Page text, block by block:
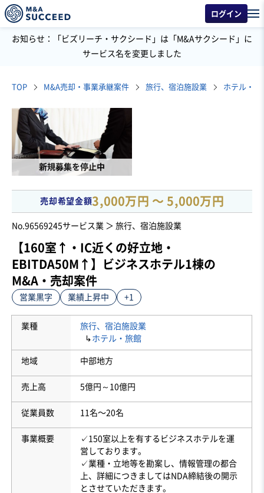
ログイン
お知らせ：「ビズリーチ・サクシード」は「M&Aサクシード」に
サービス名を変更しました
TOP M&A売却・事業承継案件 旅行、宿泊施設業 ホテル・旅
新規募集を停止中
売却希望金額3,000万円 〜 5,000万円
No.96569245サービス業 ＞ 旅行、宿泊施設業
【160室↑・IC近くの好立地・
EBITDA50M↑】ビジネスホテル1棟の
M&A・売却案件
営業黒字 業績上昇中 +1
業種
旅行、宿泊施設業
↳ ホテル・旅館
地域 中部地方
売上高 5億円～10億円
従業員数 11名〜20名
事業概要
✓150室以上を有するビジネスホテルを運
営しております。
✓業種・立地等を勘案し、情報管理の都合
上、詳細につきましてはNDA締結後の開示
とさせていただきます。